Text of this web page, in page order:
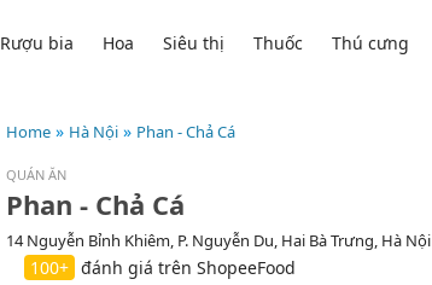
Rượu bia Hoa Siêu thị Thuốc Thú cưng
Home Hà Nội Phan - Chả Cá
QUÁN ĂN
Phan - Chả Cá
14 Nguyễn Bỉnh Khiêm, P. Nguyễn Du, Hai Bà Trưng, Hà Nội
100+ đánh giá trên ShopeeFood